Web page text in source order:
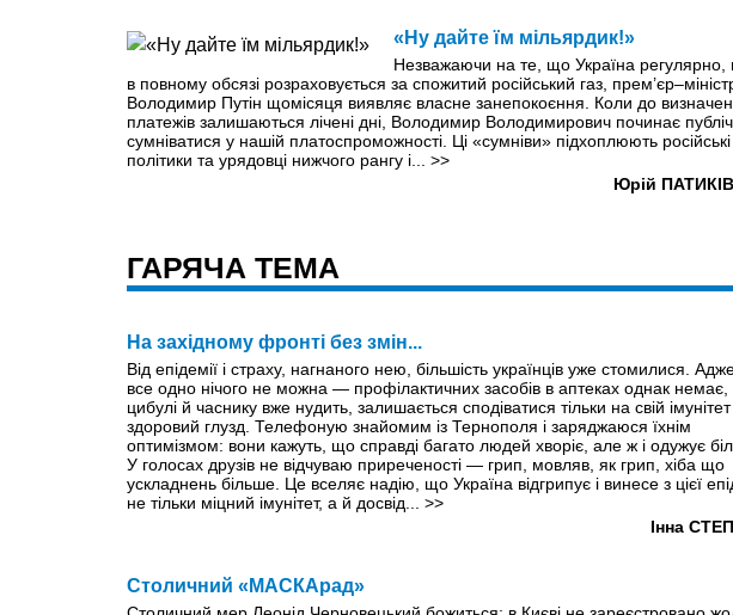
«Ну дайте їм мільярдик!»
Незважаючи на те, що Україна регулярно,
в повному обсязі розраховується за спожитий російський газ,
Володимир Путін щомісяця виявляє власне занепокоєння. Коли до
платежів залишаються лічені дні, Володимир Володимирович починає
сумніватися у нашій платоспроможності. Ці «сумніви» підхоплюють російські
політики та урядовці нижчого рангу і... >>
Юрій
ГАРЯЧА ТЕМА
На західному фронті без змін...
Від епідемії і страху, нагнаного нею, більшість українців уже стомилися.
все одно нічого не можна — профілактичних засобів в аптеках однак немає,
цибулі й часнику вже нудить, залишається сподіватися тільки на свій імунітет
здоровий глузд. Телефоную знайомим із Тернополя і заряджаюся їхнім
оптимізмом: вони кажуть, що справді багато людей хворіє, але ж і одужує
У голосах друзів не відчуваю приреченості — грип, мовляв, як грип, хіба що
ускладнень більше. Це вселяє надію, що Україна відгрипує і винесе з цієї
не тільки міцний імунітет, а й досвід... >>
Інна
Столичний «МАСКАрад»